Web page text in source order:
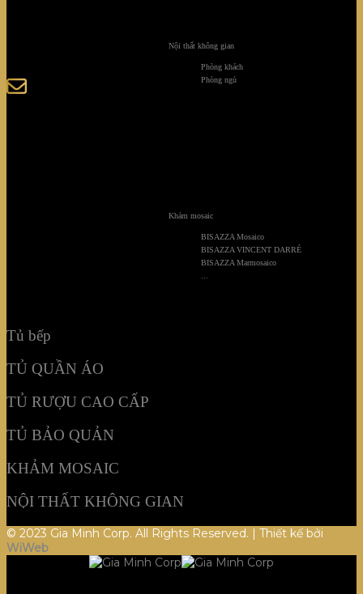
Nội thất không gian
Phòng khách
Phòng ngủ
Khảm mosaic
BISAZZA Mosaico
BISAZZA VINCENT DARRÉ
BISAZZA Marmosaico
Tủ bếp
TỦ QUẦN ÁO
TỦ RƯỢU CAO CẤP
TỦ BẢO QUẢN
KHẢM MOSAIC
NỘI THẤT KHÔNG GIAN
© 2023 Gia Minh Corp. All Rights Reserved. | Thiết kế bởi
WiWeb